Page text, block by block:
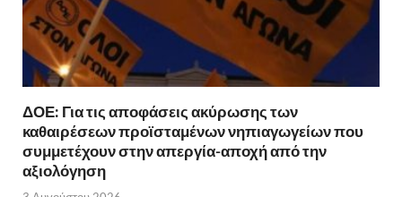
ΔΟΕ: Για τις αποφάσεις ακύρωσης των
καθαιρέσεων προϊσταμένων νηπιαγωγείων που
συμμετέχουν στην απεργία-αποχή από την
αξιολόγηση